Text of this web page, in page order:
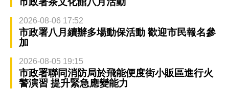
2026-08-06 17:52
市政署八月續辦多場動保活動 歡迎市民報名參
加
2026-08-05 19:15
市政署聯同消防局於飛能便度街小販區進行火
警演習 提升緊急應變能力